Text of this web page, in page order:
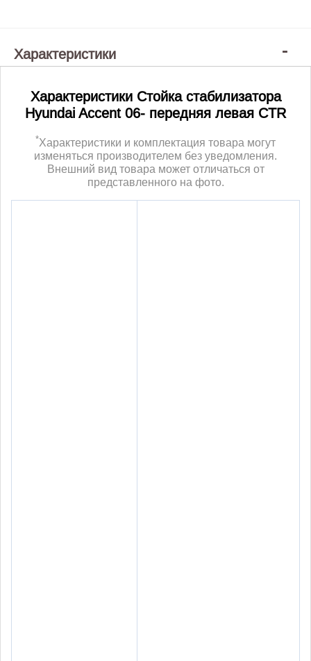
Характеристики
Характеристики Стойка стабилизатора
Hyundai Accent 06- передняя левая CTR
*Характеристики и комплектация товара могут
изменяться производителем без уведомления.
Внешний вид товара может отличаться от
представленного на фото.